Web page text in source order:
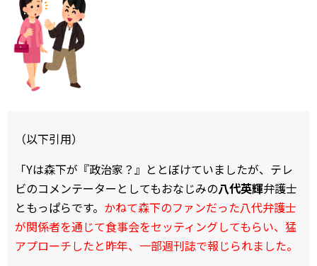
（以下引用）
「Yは森下が『政治家？』ととぼけていましたが、テレ
ビのコメンテーターとしてもおなじみの八代英輝弁護士
ともっぱらです。 かねて森下のファンだった八代弁護士
が関係者を通じて食事会をセッティングしてもらい、猛
アプローチしたと昨年、一部週刊誌で報じられました。